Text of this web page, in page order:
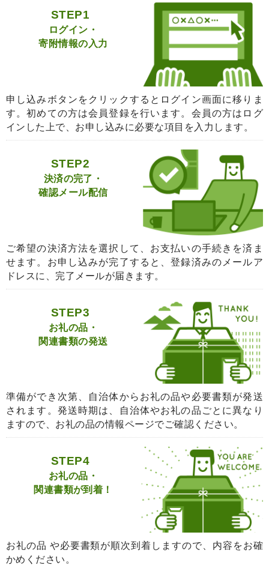
STEP1
ログイン・
寄附情報の入力
申し込みボタンをクリックするとログイン画面に移りま
す。初めての方は会員登録を行います。会員の方はログ
インした上で、お申し込みに必要な項目を入力します。
STEP2
決済の完了・
確認メール配信
ご希望の決済方法を選択して、お支払いの手続きを済ま
せます。お申し込みが完了すると、登録済みのメールア
ドレスに、完了メールが届きます。
STEP3
お礼の品・
関連書類の発送
準備ができ次第、自治体からお礼の品や必要書類が発送
されます。発送時期は、自治体やお礼の品ごとに異なり
ますので、お礼の品の情報ページでご確認ください。
STEP4
お礼の品・
関連書類が到着！
お礼の品 や必要書類が順次到着しますので、内容をお確
かめください。